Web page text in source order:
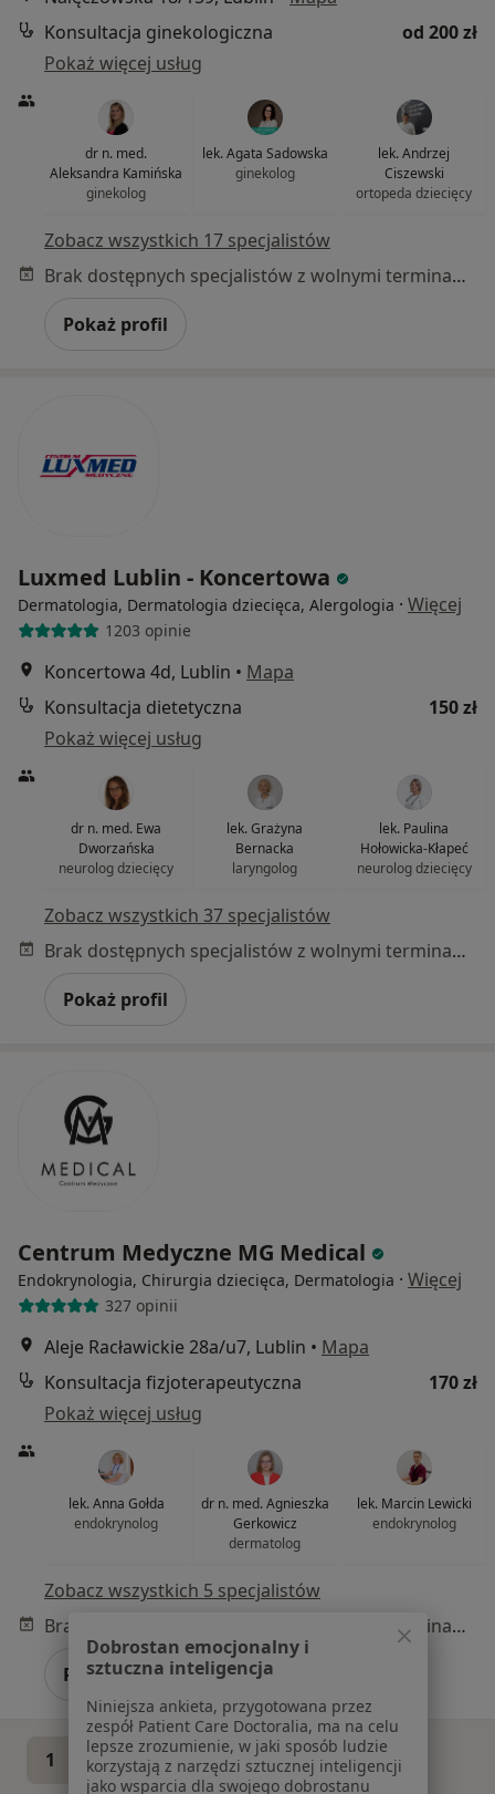
Konsultacja ginekologiczna
od 200 zł
Pokaż więcej usług
dr n. med.
Aleksandra Kamińska
ginekolog
lek. Agata Sadowska
ginekolog
lek. Andrzej
Ciszewski
ortopeda dziecięcy
Zobacz wszystkich 17 specjalistów
Brak dostępnych specjalistów z wolnymi terminami w tym centrum medycznym.
Pokaż profil
Luxmed Lublin - Koncertowa
Dermatologia, Dermatologia dziecięca, Alergologia · Więcej
1203 opinie
Koncertowa 4d, Lublin • Mapa
Konsultacja dietetyczna
150 zł
Pokaż więcej usług
dr n. med. Ewa
Dworzańska
neurolog dziecięcy
lek. Grażyna
Bernacka
laryngolog
lek. Paulina
Hołowicka-Kłapeć
neurolog dziecięcy
Zobacz wszystkich 37 specjalistów
Brak dostępnych specjalistów z wolnymi terminami w tym centrum medycznym.
Pokaż profil
Centrum Medyczne MG Medical
Endokrynologia, Chirurgia dziecięca, Dermatologia · Więcej
327 opinii
Aleje Racławickie 28a/u7, Lublin • Mapa
Konsultacja fizjoterapeutyczna
170 zł
Pokaż więcej usług
lek. Anna Gołda
endokrynolog
dr n. med. Agnieszka
Gerkowicz
dermatolog
lek. Marcin Lewicki
endokrynolog
Zobacz wszystkich 5 specjalistów
Brak dostępnych specjalistów z wolnymi terminami w tym centrum medycznym.
Pokaż profil
1 2 3
Dobrostan emocjonalny i
sztuczna inteligencja
Niniejsza ankieta, przygotowana przez
zespół Patient Care Doctoralia, ma na celu
lepsze zrozumienie, w jaki sposób ludzie
korzystają z narzędzi sztucznej inteligencji
jako wsparcia dla swojego dobrostanu